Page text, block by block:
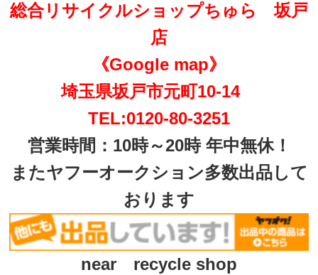
総合リサイクルショップちゅら 坂戸
店
《Google map》
埼玉県坂戸市元町10-14
TEL:0120-80-3251
営業時間：10時～20時 年中無休！
またヤフーオークション多数出品して
おります
near recycle shop